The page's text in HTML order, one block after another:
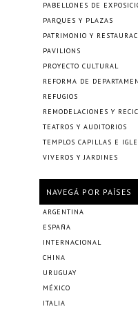
PABELLONES DE
PARQUES Y PLAZAS
PATRIMONIO Y
PAVILIONS
PROYECTO CULTURAL
REFORMA DE
REFUGIOS
REMODELACIONES Y
TEATROS Y AUDITORIOS
TEMPLOS CAPILLAS E
VIVEROS Y JARDINES
NAVEGÁ POR PAÍSES
ARGENTINA
ESPAÑA
INTERNACIONAL
CHINA
URUGUAY
MÉXICO
ITALIA